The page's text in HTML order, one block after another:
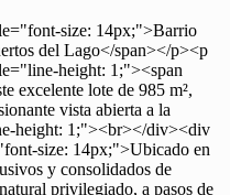
size: 14px;">Barrio
del Lago</span></p><p
height: 1;"><span
excelente lote de 985 m²,
vista abierta a la
height: 1;"><br></div><div
size: 14px;">Ubicado en
y consolidados de
privilegiado, a pasos de